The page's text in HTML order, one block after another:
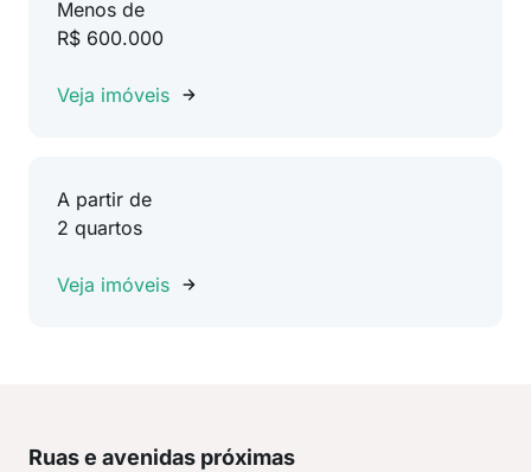
Menos de
R$ 600.000
Veja imóveis
A partir de
2 quartos
Veja imóveis
Ruas e avenidas próximas